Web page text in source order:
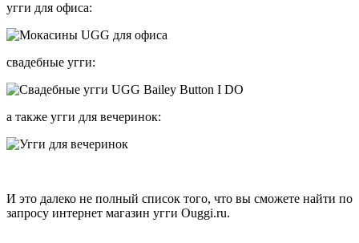
угги для офиса:
свадебные угги:
а также угги для вечеринок:
И это далеко не полный список того, что вы сможете найти по
запросу интернет магазин угги Ouggi.ru.